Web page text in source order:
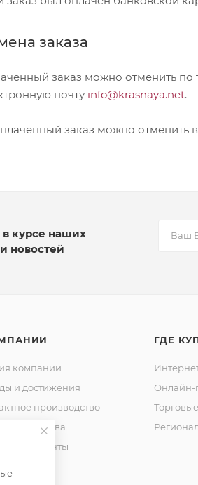
заказа
заказ можно отменить по
почту info@krasnaya.net.
заказ можно отменить
в курсе наших
новостей
компании
и достижения
производство
качества
документы
ГДЕ
Онлайн-